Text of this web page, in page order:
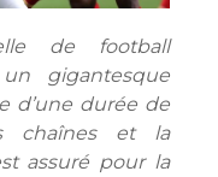
de football
gigantesque
d’une durée de
chaînes et la
assuré pour la